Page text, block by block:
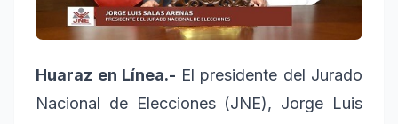
Huaraz en Línea.- El presidente del Jurado
Nacional de Elecciones (JNE), Jorge Luis